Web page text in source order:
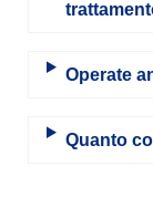
Operate
Quanto